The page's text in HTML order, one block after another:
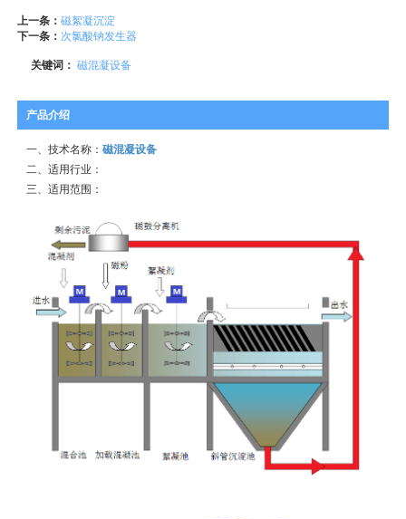
上一条：磁絮凝沉淀
下一条： 次氯酸钠发生器
关键词：磁混凝设备
产品介绍
一、技术名称：磁混凝设备
二、适用行业：
三、适用范围：